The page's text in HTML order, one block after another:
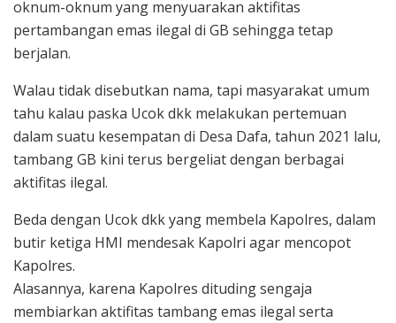
oknum-oknum yang menyuarakan aktifitas
pertambangan emas ilegal di GB sehingga tetap
berjalan.
Walau tidak disebutkan nama, tapi masyarakat umum
tahu kalau paska Ucok dkk melakukan pertemuan
dalam suatu kesempatan di Desa Dafa, tahun 2021 lalu,
tambang GB kini terus bergeliat dengan berbagai
aktifitas ilegal.
Beda dengan Ucok dkk yang membela Kapolres, dalam
butir ketiga HMI mendesak Kapolri agar mencopot
Kapolres.
Alasannya, karena Kapolres dituding sengaja
membiarkan aktifitas tambang emas ilegal serta